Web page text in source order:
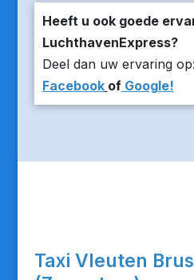
Heeft u ook goede
LuchthavenExpress?
Deel dan uw ervaring op:
Facebook ofGoogle!
Taxi Vleuten